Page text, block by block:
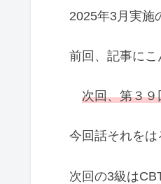
2025年3月実施
前回、記事にこ
次回、第３
今回話それをは
次回の3級は